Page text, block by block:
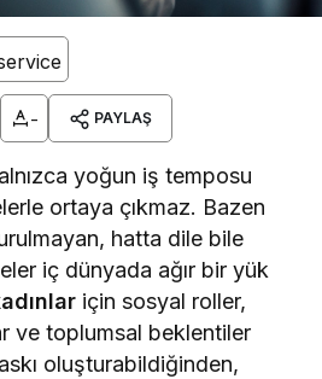
- PAYLAŞ
yoğun iş temposu
ortaya çıkmaz. Bazen
hatta dile bile
iç dünyada ağır bir yük
için sosyal roller,
ve toplumsal beklentiler
oluşturabildiğinden,